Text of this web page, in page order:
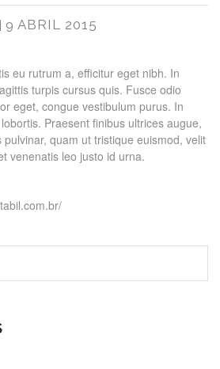
9 ABRIL 2015
eu rutrum a, efficitur eget nibh. In
turpis cursus quis. Fusce odio
eget, congue vestibulum purus. In
Praesent finibus ultrices augue,
quam ut tristique euismod, velit
venenatis leo justo id urna.